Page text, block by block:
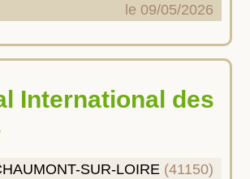
le 09/05/2026
SUR-LOIRE (41150)